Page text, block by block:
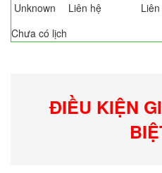
Unknown
Liên hệ
Chưa có lịch
ĐIỀU KIỆN